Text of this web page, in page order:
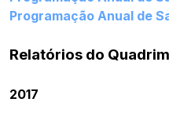
Programação Anual de
Relatórios do
2017